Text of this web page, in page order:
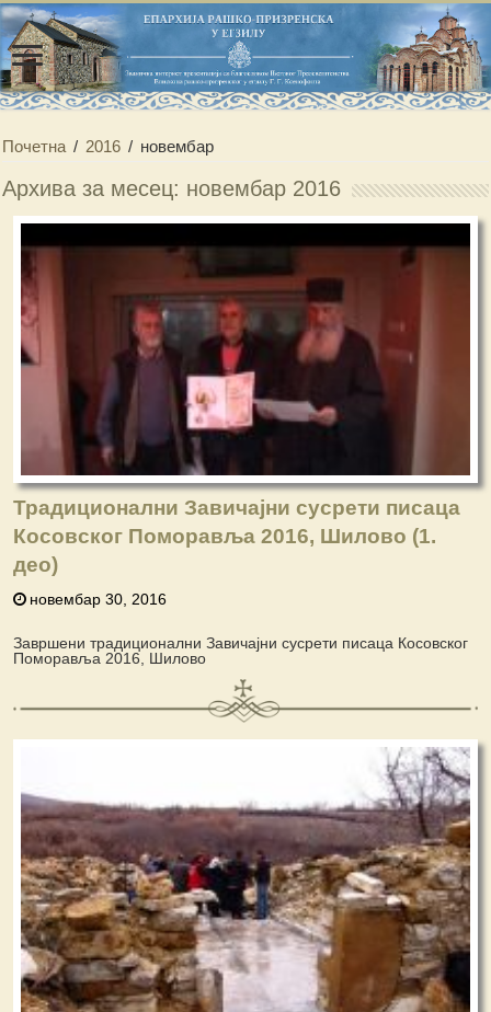
Почетна / 2016 / новембар
Архива за месец: новембар 2016
Традиционални Завичајни сусрети писаца
Косовског Поморавља 2016, Шилово (1.
део)
новембар 30, 2016
Завршени традиционални Завичајни сусрети писаца Косовског
Поморавља 2016, Шилово